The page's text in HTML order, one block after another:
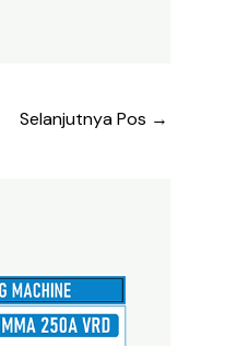
Selanjutnya Pos →